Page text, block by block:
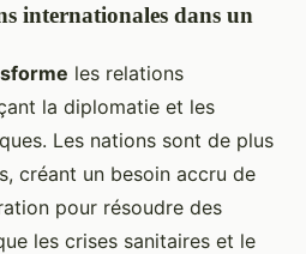
internationales dans un
les relations
la diplomatie et les
Les nations sont de plus
créant un besoin accru de
pour résoudre des
les crises sanitaires et le